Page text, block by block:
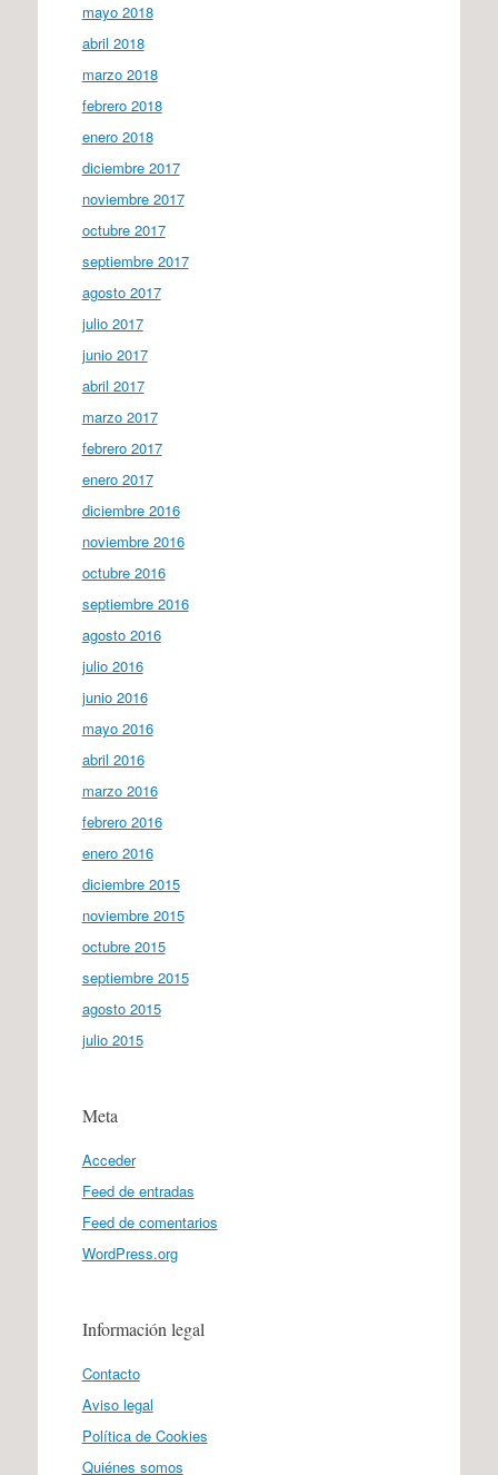
mayo 2018
abril 2018
marzo 2018
febrero 2018
enero 2018
diciembre 2017
noviembre 2017
octubre 2017
septiembre 2017
agosto 2017
julio 2017
junio 2017
abril 2017
marzo 2017
febrero 2017
enero 2017
diciembre 2016
noviembre 2016
octubre 2016
septiembre 2016
agosto 2016
julio 2016
junio 2016
mayo 2016
abril 2016
marzo 2016
febrero 2016
enero 2016
diciembre 2015
noviembre 2015
octubre 2015
septiembre 2015
agosto 2015
julio 2015
Meta
Acceder
Feed de entradas
Feed de comentarios
WordPress.org
Información legal
Contacto
Aviso legal
Política de Cookies
Quiénes somos